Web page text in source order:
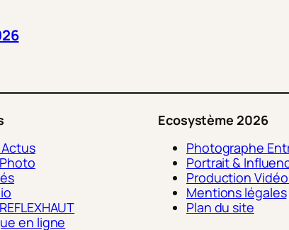
en ligne
Ecosystème 2026
Photographe
Portrait &
Production
Mentions légales
Plan du site